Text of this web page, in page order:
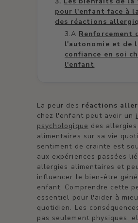
pour l'enfant face à
des réactions
Renforcement
l'autonomie et de
confiance en soi
l'enfant
La peur des réactions
chez l'enfant peut avoir un
psychologique des allergies
alimentaires sur sa vie
sentiment de crainte est
aux expériences passées
allergies alimentaires et
influencer le bien-être
enfant. Comprendre cette
essentiel pour l'aider à
quotidien. Les
pas seulement physiques,